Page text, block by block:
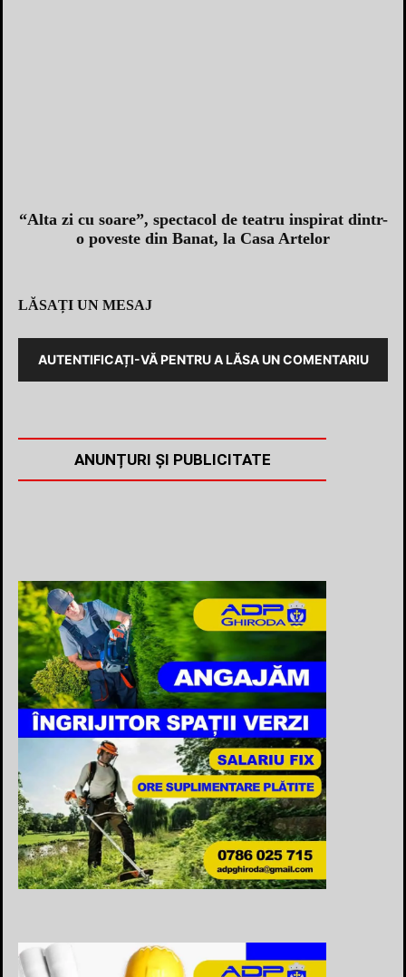
“Alta zi cu soare”, spectacol de teatru inspirat dintr-
o poveste din Banat, la Casa Artelor
LĂSAȚI UN MESAJ
AUTENTIFICAȚI-VĂ PENTRU A LĂSA UN COMENTARIU
ANUNȚURI ȘI PUBLICITATE